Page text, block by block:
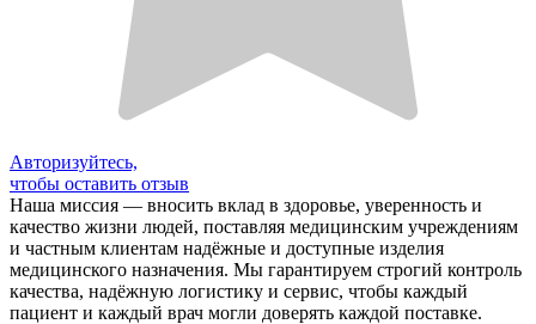
Авторизуйтесь,
чтобы оставить отзыв
Наша миссия — вносить вклад в здоровье, уверенность и
качество жизни людей, поставляя медицинским учреждениям
и частным клиентам надёжные и доступные изделия
медицинского назначения. Мы гарантируем строгий контроль
качества, надёжную логистику и сервис, чтобы каждый
пациент и каждый врач могли доверять каждой поставке.